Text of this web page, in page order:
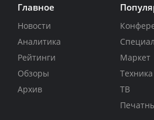
Главное
Новости
Аналитика
Рейтинги
Обзоры
Архив
Маркет
Техника
ТВ